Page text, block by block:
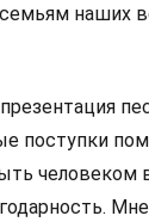
наших
поступки